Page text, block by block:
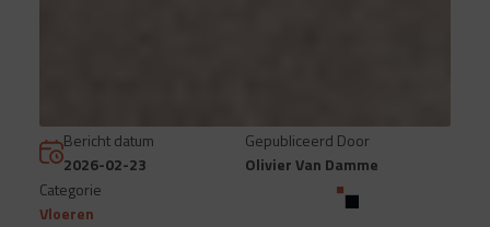
Bericht datum
2026-02-23
Gepubliceerd Door
Olivier Van Damme
Categorie
Vloeren